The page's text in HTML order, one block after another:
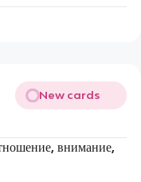
New cards
внимание,